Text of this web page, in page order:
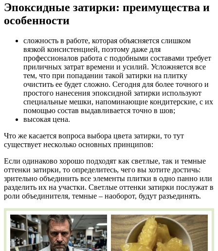
Эпоксидные затирки: преимущества и
особенности
сложность в работе, которая объясняется слишком
вязкой консистенцией, поэтому даже для
профессионалов работа с подобными составами требует
приличных затрат времени и усилий. Усложняется все
тем, что при попадании такой затирки на плитку
очистить ее будет сложно. Сегодня для более точного и
простого нанесения эпоксидной затирки используют
специальные мешки, напоминающие кондитерские, с их
помощью состав выдавливается точно в шов;
высокая цена.
Что же касается вопроса выбора цвета затирки, то тут
существует несколько основных принципов:
Если одинаково хорошо подходят как светлые, так и темные
оттенки затирки, то определитесь, чего вы хотите достичь:
зрительно объединить все элементы плитки в одно панно или
разделить их на участки. Светлые оттенки затирки послужат в
роли объединителя, темные – наоборот, будут разъединять.